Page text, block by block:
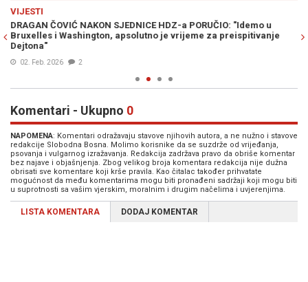
VIJESTI
DRAGAN ČOVIĆ NAKON SJEDNICE HDZ-a PORUČIO: "Idemo u
Bruxelles i Washington, apsolutno je vrijeme za preispitivanje
Dejtona"
02. Feb. 2026 2
Komentari - Ukupno 0
NAPOMENA: Komentari odražavaju stavove njihovih autora, a ne nužno i stavove
redakcije Slobodna Bosna. Molimo korisnike da se suzdrže od vrijeđanja,
psovanja i vulgarnog izražavanja. Redakcija zadržava pravo da obriše komentar
bez najave i objašnjenja. Zbog velikog broja komentara redakcija nije dužna
obrisati sve komentare koji krše pravila. Kao čitalac također prihvatate
mogućnost da među komentarima mogu biti pronađeni sadržaji koji mogu biti
u suprotnosti sa vašim vjerskim, moralnim i drugim načelima i uvjerenjima.
LISTA KOMENTARA DODAJ KOMENTAR